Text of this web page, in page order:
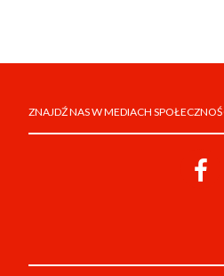
ZNAJDŹ NAS W MEDIACH